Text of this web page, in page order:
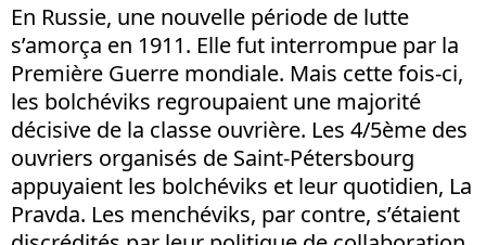
En Russie, une nouvelle période de lutte
s’amorça en 1911. Elle fut interrompue par la
Première Guerre mondiale. Mais cette fois-ci,
les bolchéviks regroupaient une majorité
décisive de la classe ouvrière. Les 4/5ème des
ouvriers organisés de Saint-Pétersbourg
appuyaient les bolchéviks et leur quotidien, La
Pravda. Les menchéviks, par contre, s’étaient